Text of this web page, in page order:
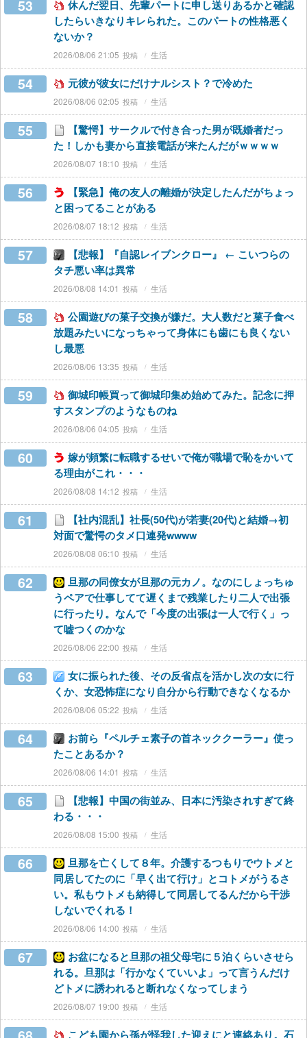
53
休んだ翌日、先輩パートに申し送りあるかと確認
したらいきなりキレられた。このパートの性格悪く
ないか？
2026/08/06 21:05 生活
54 元彼が彼女にだけナルシスト？で冷めた
2026/08/06 02:05 生活
55
【驚愕】サークルで付き合った男が既婚者だっ
た！しかも妻から直接電話が来たんだがｗｗｗｗ
2026/08/07 18:10 生活
56
【緊急】俺の友人の離婚が決定したんだがちょっ
と困ってることがある
2026/08/07 18:12 生活
57
【悲報】『自認レイブンクロー』 ← こいつらの
タチ悪い率は異常
2026/08/08 14:01 生活
58
公園遊びの菓子交換が嫌だ。大人数だと菓子食べ
放題みたいになっちゃって身体にも歯にも良くない
し最悪
2026/08/06 13:35 生活
59
御城印帳買って御城印集め始めてみた。記念に押
すスタンプのようなものね
2026/08/06 04:05 生活
60
嫁が頻繁に転職するせいで俺が職場で恥をかいて
る理由がこれ・・・
2026/08/08 14:12 生活
61
【社内混乱】社長(50代)が若妻(20代)と結婚→初
対面で驚愕のタメ口連発wwww
2026/08/08 06:10 生活
62
旦那の同僚女が旦那の元カノ。なのにしょっちゅ
うペアで仕事してて遅くまで残業したり二人で出張
に行ったり。なんで「今度の出張は一人で行く」っ
て嘘つくのかな
2026/08/06 22:00 生活
63
女に振られた後、その反省点を活かし次の女に行
くか、女恐怖症になり自分から行動できなくなるか
2026/08/06 05:22 生活
64
お前ら『ペルチェ素子の首ネッククーラー』使っ
たことあるか？
2026/08/06 14:01 生活
65
【悲報】中国の街並み、日本に汚染されすぎて終
わる・・・
2026/08/08 15:00 生活
66
旦那を亡くして８年。介護するつもりでウトメと
同居してたのに「早く出て行け」とコトメがうるさ
い。私もウトメも納得して同居してるんだから干渉
しないでくれる！
2026/08/06 14:00 生活
67
お盆になると旦那の祖父母宅に５泊くらいさせら
れる。旦那は「行かなくていいよ」って言うんだけ
どトメに誘われると断れなくなってしまう
2026/08/07 19:00 生活
こども園から孫が怪我した迎えにと連絡あり。石